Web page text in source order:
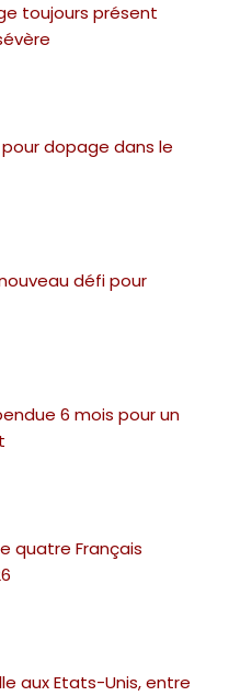
toujours présent
dopage dans le
défi pour
6 mois pour un
quatre Français
aux Etats-Unis, entre